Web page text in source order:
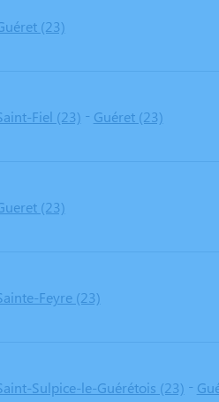
(23)
Fiel (23) - Guéret (23)
(23)
Feyre (23)
Sulpice-le-Guérétois (23) -